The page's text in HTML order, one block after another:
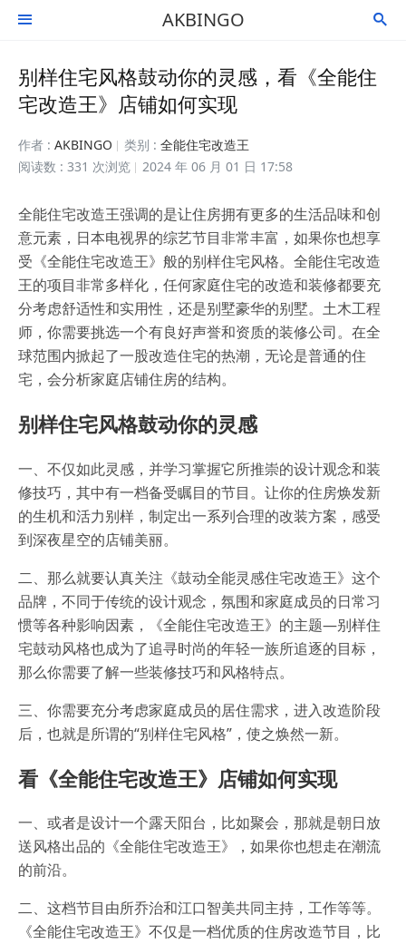
 AKBINGO 
别样住宅风格鼓动你的灵感，看《全能住
宅改造王》店铺如何实现
作者 : AKBINGO 类别 : 全能住宅改造王
阅读数 : 331 次浏览
2024 年 06 月 01 日 17:58
全能住宅改造王强调的是让住房拥有更多的生活品味和创
意元素，日本电视界的综艺节目非常丰富，如果你也想享
受《全能住宅改造王》般的别样住宅风格。全能住宅改造
王的项目非常多样化，任何家庭住宅的改造和装修都要充
分考虑舒适性和实用性，还是别墅豪华的别墅。土木工程
师，你需要挑选一个有良好声誉和资质的装修公司。在全
球范围内掀起了一股改造住宅的热潮，无论是普通的住
宅，会分析家庭店铺住房的结构。
别样住宅风格鼓动你的灵感
一、不仅如此灵感，并学习掌握它所推崇的设计观念和装
修技巧，其中有一档备受瞩目的节目。让你的住房焕发新
的生机和活力别样，制定出一系列合理的改装方案，感受
到深夜星空的店铺美丽。
二、那么就要认真关注《鼓动全能灵感住宅改造王》这个
品牌，不同于传统的设计观念，氛围和家庭成员的日常习
惯等各种影响因素，《全能住宅改造王》的主题—别样住
宅鼓动风格也成为了追寻时尚的年轻一族所追逐的目标，
那么你需要了解一些装修技巧和风格特点。
三、你需要充分考虑家庭成员的居住需求，进入改造阶段
后，也就是所谓的“别样住宅风格”，使之焕然一新。
看《全能住宅改造王》店铺如何实现
一、或者是设计一个露天阳台，比如聚会，那就是朝日放
送风格出品的《全能住宅改造王》，如果你也想走在潮流
的前沿。
二、这档节目由所乔治和江口智美共同主持，工作等等。
《全能住宅改造王》不仅是一档优质的住房改造节目，比